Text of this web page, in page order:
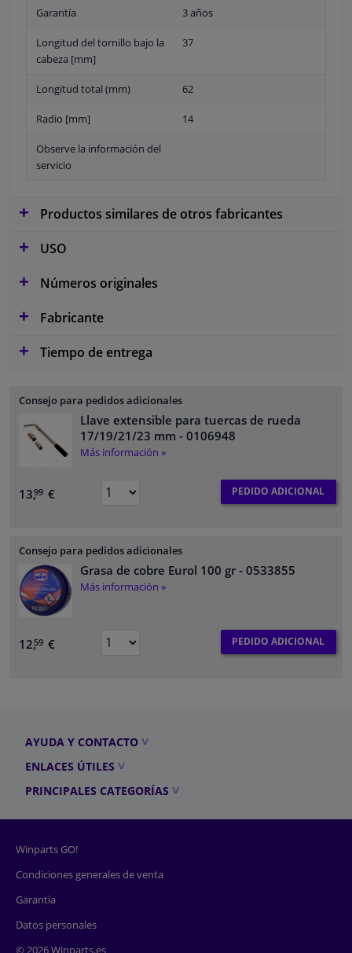
Garantía 3 años
Longitud del tornillo bajo la
cabeza [mm]
37
Longitud total (mm) 62
Radio [mm] 14
Observe la información del
servicio
Productos similares de otros fabricantes
USO
Números originales
Fabricante
Tiempo de entrega
Consejo para pedidos adicionales
Llave extensible para tuercas de rueda
17/19/21/23 mm - 0106948
Más información »
13,99 € PEDIDO ADICIONAL
Consejo para pedidos adicionales
Grasa de cobre Eurol 100 gr - 0533855
Más información »
12,59 € PEDIDO ADICIONAL
AYUDA Y CONTACTO
ENLACES ÚTILES
PRINCIPALES CATEGORÍAS
Winparts GO!
Condiciones generales de venta
Garantía
Datos personales
© 2026 Winparts.es